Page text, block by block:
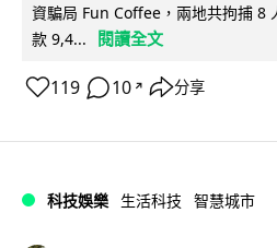
資騙局 Fun Coffee，兩地共拘捕 8
款 9,4...
閱讀全文
119 10 ↗ 分享
科技娛樂 生活科技 智慧城市